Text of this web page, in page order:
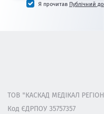
Я прочитав Публічний
ТОВ "КАСКАД МЕДІКАЛ
Код ЄДРПОУ 35757357